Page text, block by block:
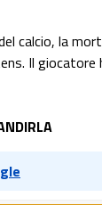
calcio, la
Il